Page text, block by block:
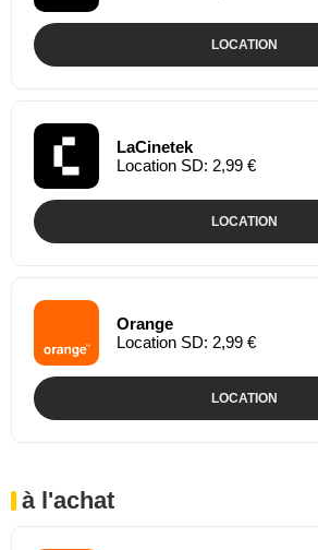
LOCATION
LaCinetek
Location SD: 2,99 €
LOCATION
Orange
Location SD: 2,99 €
LOCATION
à l'achat